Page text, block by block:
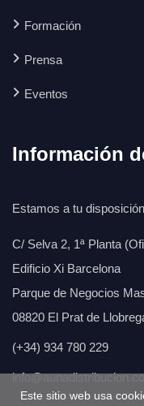
Formación
Prensa
Eventos
Información
Estamos a tu
C/ Selva 2, 1ª Planta
Edificio Xi Barcelona
Parque de Negocios
08820 El Prat de
(+34) 934 780 229
Este sitio web usa